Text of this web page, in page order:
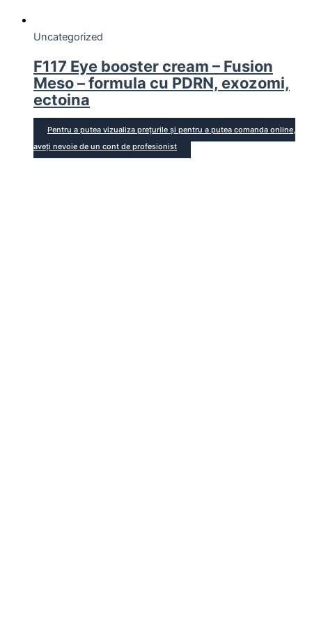
Uncategorized
F117 Eye booster cream – Fusion
Meso – formula cu PDRN, exozomi,
ectoina
Pentru a putea vizualiza prețurile și pentru a putea comanda online,
aveți nevoie de un cont de profesionist